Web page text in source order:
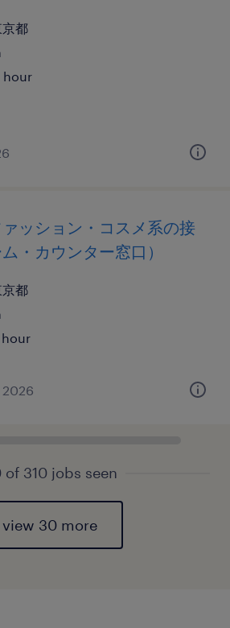
都
hour
ッション・コスメ系の接
・カウンター窓口）
都
hour
of 310 jobs seen
view 30 more